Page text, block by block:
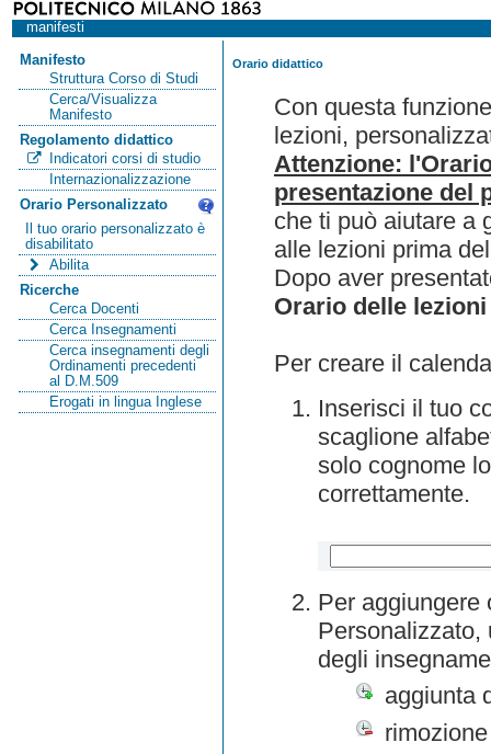
manifesti
Manifesto
Struttura Corso di Studi
Cerca/Visualizza
Manifesto
Regolamento didattico
Indicatori corsi di studio
Internazionalizzazione
Orario Personalizzato
Il tuo orario personalizzato è
disabilitato
Abilita
Ricerche
Cerca Docenti
Cerca Insegnamenti
Cerca insegnamenti degli
Ordinamenti precedenti
al D.M.509
Erogati in lingua Inglese
Orario didattico
Con questa
lezioni,
Attenzione:
presentazione del
che ti può aiutare a
alle lezioni prima
Dopo aver
Orario delle lezioni
Per creare il
Inserisci il tuo
scaglione
solo cognome
correttamente.
Per aggiungere
Personalizzato,
degli
aggiunta